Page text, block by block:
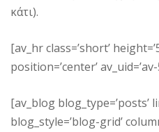
κάτι).
[av_hr class=’short’
position=’center’
[av_blog blog_type=’posts’
blog_style=’blog-grid’